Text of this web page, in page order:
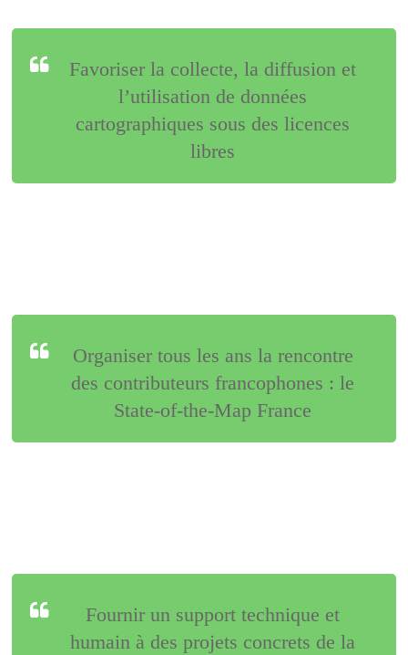
Favoriser la collecte, la diffusion et
l’utilisation de données
cartographiques sous des licences
libres
Organiser tous les ans la rencontre
des contributeurs francophones : le
State-of-the-Map France
Fournir un support technique et
humain à des projets concrets de la